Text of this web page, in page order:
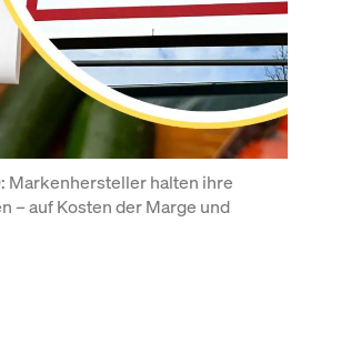
Markenhersteller halten ihre
– auf Kosten der Marge und